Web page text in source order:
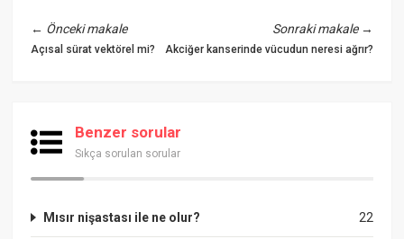
← Önceki makale
Açısal sürat vektörel mi?
Sonraki makale→
Akciğer kanserinde vücudun neresi ağrır?
Benzer sorular
Sıkça sorulan sorular
22
Mısır nişastası ile ne olur?